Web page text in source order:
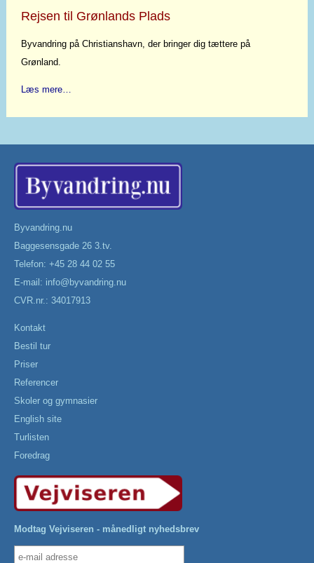
Rejsen til Grønlands Plads
Byvandring på Christianshavn, der bringer dig tættere på
Grønland.
Læs mere…
Byvandring.nu
Baggesensgade 26 3.tv.
Telefon: +45 28 44 02 55
E-mail: info@byvandring.nu
CVR.nr.: 34017913
Kontakt
Bestil tur
Priser
Referencer
Skoler og gymnasier
English site
Turlisten
Foredrag
Modtag Vejviseren - månedligt nyhedsbrev